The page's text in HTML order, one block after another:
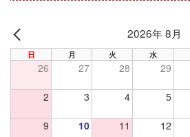
PREV
2026年 8月
日 月 火 水
26 27 28 29
2 3 4 5
9 10 11 12